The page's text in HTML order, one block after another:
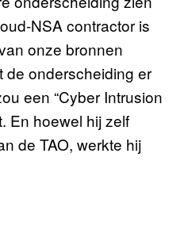
NSA contractor is
onze bronnen
de onderscheiding er
een “Cyber Intrusion
En hoewel hij zelf
de TAO, werkte hij